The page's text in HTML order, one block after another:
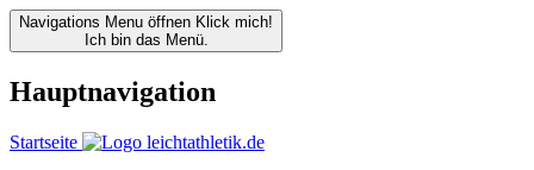
Navigations Menu öffnen Klick mich!
Ich bin das Menü.
Hauptnavigation
Startseite